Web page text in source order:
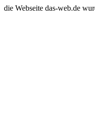
die Webseite das-web.de